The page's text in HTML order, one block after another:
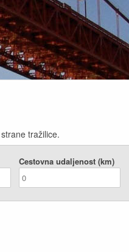
tražilice.
Cestovna udaljenost (km)